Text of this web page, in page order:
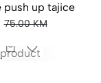
push up tajice
75.00 KM